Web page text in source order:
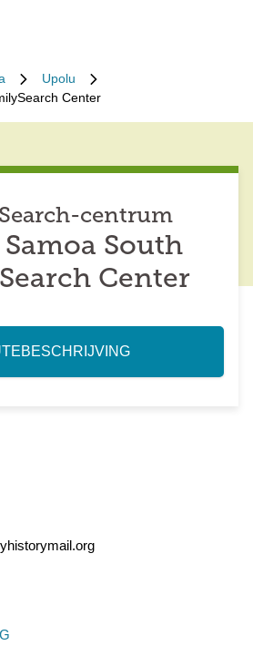
Upolu
Center
centrum
South
Center